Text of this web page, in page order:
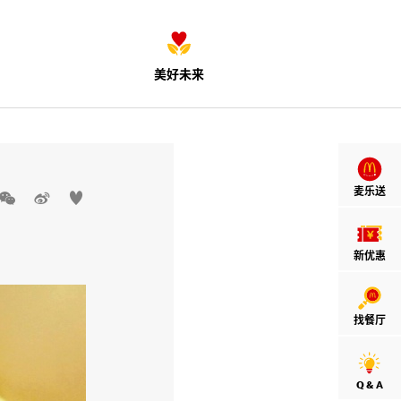
美好未来
麦乐送
新优惠
找餐厅
Q & A
 